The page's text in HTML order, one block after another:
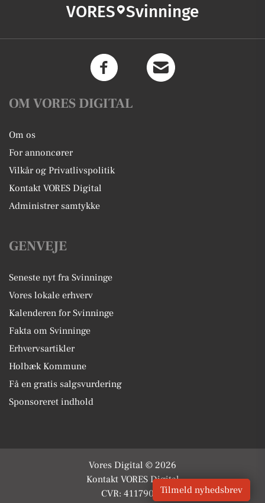
VORES Svinninge
OM VORES DIGITAL
Om os
For annoncører
Vilkår og Privatlivspolitik
Kontakt VORES Digital
Administrer samtykke
GENVEJE
Seneste nyt fra Svinninge
Vores lokale erhverv
Kalenderen for Svinninge
Fakta om Svinninge
Erhvervsartikler
Holbæk Kommune
Få en gratis salgsvurdering
Sponsoreret indhold
Vores Digital © 2026
Kontakt VORES Digital
CVR: 41179082Tilmeld nyhedsbrev